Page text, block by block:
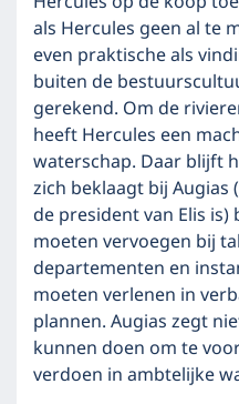
als Hercules geen al te
even praktische als
buiten de
gerekend. Om de
heeft Hercules een
waterschap. Daar blijft
zich beklaagt bij
de president van Elis
moeten vervoegen bij
departementen en
moeten verlenen in
plannen. Augias zegt
kunnen doen om te
verdoen in ambtelijke